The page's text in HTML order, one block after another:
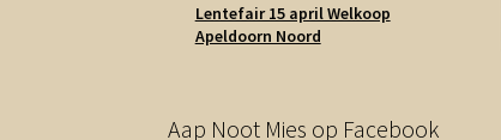
Lentefair 15 april Welkoop
Apeldoorn Noord
Aap Noot Mies op Facebook